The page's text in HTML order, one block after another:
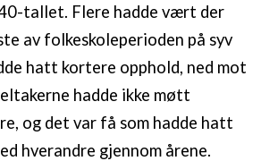
tallet. Flere hadde vært der
av folkeskoleperioden på syv
hatt kortere opphold, ned mot
hadde ikke møtt
og det var få som hadde hatt
hverandre gjennom årene.